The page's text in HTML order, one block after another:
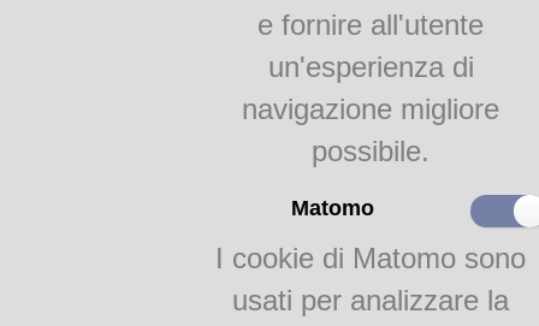
Edizioni conosciute:
facsimile: Milano, Insubria,
Formato: In 8
Paginazione: 350
Categoria: Ricettari
Soggetti: Cucina: Milano;
Note: Contiene un
delle preparazioni di
DallaBiblioteca
e fornire all'utente
un'esperienza di
navigazione migliore
possibile.
Matomo
I cookie di Matomo sono
usati per analizzare la